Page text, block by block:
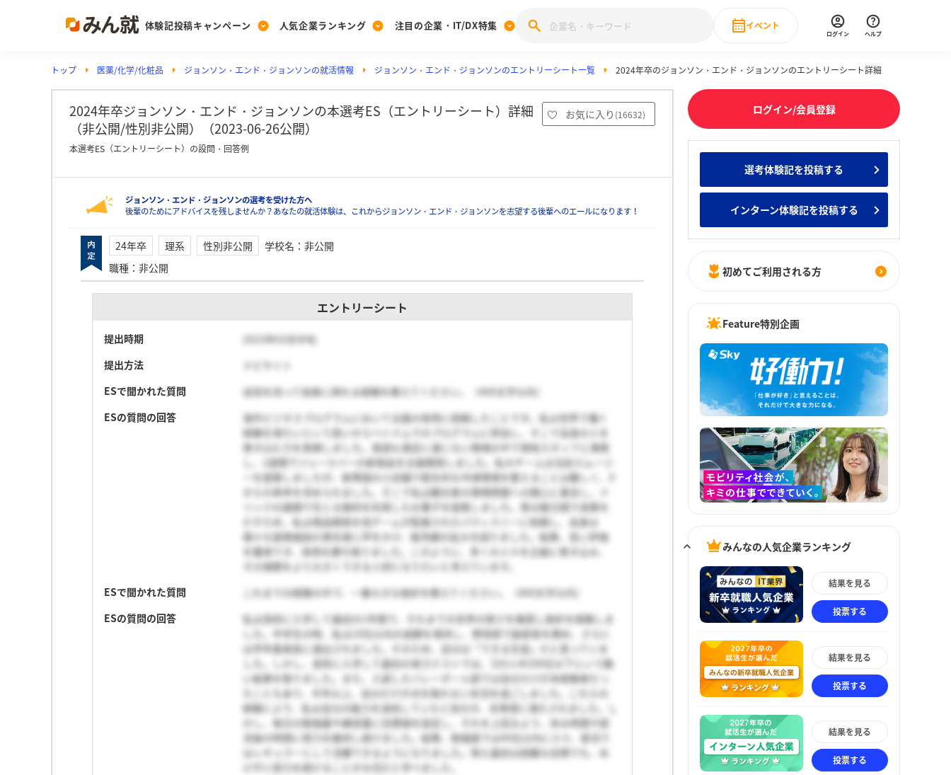
体験記投稿キャンペーン
Post
投稿する
[27卒] 本選考体験記投稿キャンペーン
人気企業ランキング
Ranking
ランキングを見る
みんなのDX企業就職ブランド調査
Vote みんなの新卒就職人気企業ランキング みんなのインターン人気企業ランキ
注目の企業・IT/DX特集
PickUp
注目の企業特集
28卒 IT・DX現場社員インタビュー
動画で知ろう！業界・企業研究
イベント
Event
直近のイベント一覧
ログイン ヘルプ
トップ 医薬/化学/化粧品 ジョンソン・エンド・ジョンソンの就活情報 ジョンソン・エンド・ジョンソンのエントリーシート一覧 2024年卒のジョンソン・エンド・ジョンソンのエントリーシート詳細
2024年卒ジョンソン・エンド・ジョンソンの本選考ES（エントリーシート）詳細
（非公開/性別非公開）（2023-06-26公開）
お気に入り (16632)
本選考ES（エントリーシート）の設問・回答例
ジョンソン・エンド・ジョンソンの選考を受けた方へ
後輩のためにアドバイスを残しませんか？あなたの就活体験は、これからジョンソン・エンド・ジョンソンを志望する後輩へのエールになります！
24年卒 理系 性別非公開 学校名 ： 非公開
職種 ： 非公開
エントリーシート
提出時期
2023年03月中旬
提出方法
ESで聞かれた質問
自信を持って他者に誇れる経験を教えてください。（400文字以内）
ESの質問の回答
海外ビジネスプログラムにおいて企画の採用に挑戦したことです。私は世界で働く
経験を得たいという思いからベトナムでのプログラムに参加し、そこで自身の人を
巻き込む力を発揮しました。英語も満足に通じない環境の中で現地スタッフと連携
し、2週間でジュースバーの新商品を企画開発しました。私のチームは当初スムージ
ーを提案しましたが、新興国の小店舗で衛生的な冷凍環境を整えることは難しく、0
からの再考を求められました。そこで私は観光客の環境問題への関心に着目し、ド
リンクの調理で生じる廃材を利用したお菓子を提案しました。残る数日間で成果を
だすため、私は商品開発を他チームが配属されたパティスリーに依頼し、自身は
様々な提携施設の責任者に声をかけ、販売網の拡大を図りました。結果、高い評価
を獲得でき、採用を勝ち取りました。このように、多くの人々を企画に巻き込み、
その規模をより大きくできる人材になりたいと考えています。
ESで聞かれた質問
これまでの経験の中で、一番大きな挫折を教えてください。（400文字以内）
ESの質問の回答
私は高校に入学して最初の1年間で、それまでの世界の狭さを痛感し挫折を経験しま
した。中学生の時、私は10位以内の成績を保持し、野球部で副部長を務め、さらに
は学年委員長に選出されました。そのため、自分は「できる生徒」だと思っていま
した。しかし、高校に入学して最初の実力テストでは、320人中200位以下という酷
い結果を取りました。また、入部したバレーボール部では自分だけが未経験者だっ
たこともあり、半年以上、自分だけが点を取れない状況を過ごしました。これらの
経験により、私は自分の能力を過信していたと気付き、劣等感に満たされました。し
かし、毎日の勉強量や練習量に目標値を設定し、それを上回るよう、休み時間や部
活後の時間に努力を維持し続けました。結果、勉強面では40位以内に入り、部活で
はレギュラーとして活躍できるようになりました。例え最初は困難な目標でも、め
げずに努力を続けることが大切だと学べました。
ログイン/会員登録
選考体験記を投稿する
インターン体験記を投稿する
初めてご利用される方
Feature特別企画
みんなの人気企業ランキング
結果を見る
投票する
結果を見る
投票する
結果を見る
投票する